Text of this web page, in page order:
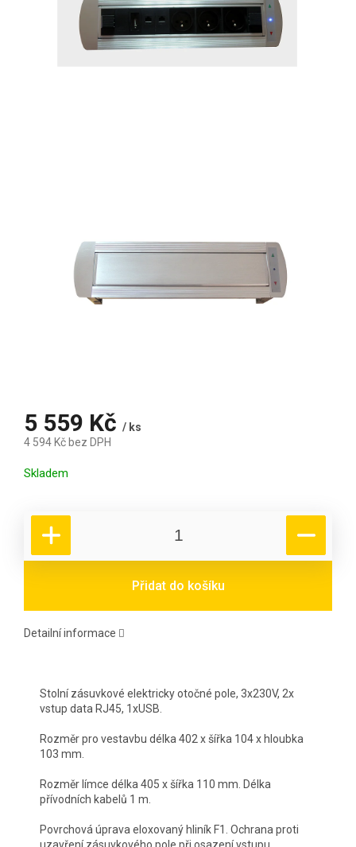
5 559 Kč / ks
4 594 Kč bez DPH
Skladem
Přidat do košíku
Detailní informace
Stolní zásuvkové elektricky otočné pole, 3x230V, 2x
vstup data RJ45, 1xUSB.
Rozměr pro vestavbu délka 402 x šířka 104 x hloubka
103 mm.
Rozměr límce délka 405 x šířka 110 mm. Délka
přívodních kabelů 1 m.
Povrchová úprava eloxovaný hliník F1. Ochrana proti
uzavření zásuvkového pole při osazení vstupu